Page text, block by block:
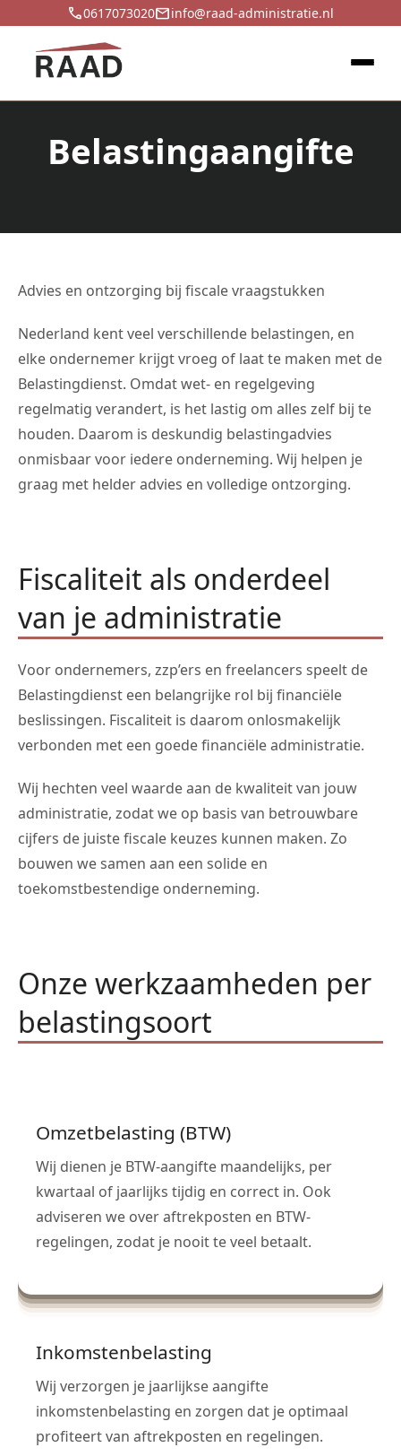
call0617073020emailinfo@raad-administratie.nl
Belastingaangifte
Advies en ontzorging bij fiscale vraagstukken
Nederland kent veel verschillende belastingen, en
elke ondernemer krijgt vroeg of laat te maken met de
Belastingdienst. Omdat wet- en regelgeving
regelmatig verandert, is het lastig om alles zelf bij te
houden. Daarom is deskundig belastingadvies
onmisbaar voor iedere onderneming. Wij helpen je
graag met helder advies en volledige ontzorging.
Fiscaliteit als onderdeel
van je administratie
Voor ondernemers, zzp’ers en freelancers speelt de
Belastingdienst een belangrijke rol bij financiële
beslissingen. Fiscaliteit is daarom onlosmakelijk
verbonden met een goede financiële administratie.
Wij hechten veel waarde aan de kwaliteit van jouw
administratie, zodat we op basis van betrouwbare
cijfers de juiste fiscale keuzes kunnen maken. Zo
bouwen we samen aan een solide en
toekomstbestendige onderneming.
Onze werkzaamheden per
belastingsoort
Omzetbelasting (BTW)
Wij dienen je BTW-aangifte maandelijks, per
kwartaal of jaarlijks tijdig en correct in. Ook
adviseren we over aftrekposten en BTW-
regelingen, zodat je nooit te veel betaalt.
Inkomstenbelasting
Wij verzorgen je jaarlijkse aangifte
inkomstenbelasting en zorgen dat je optimaal
profiteert van aftrekposten en regelingen.